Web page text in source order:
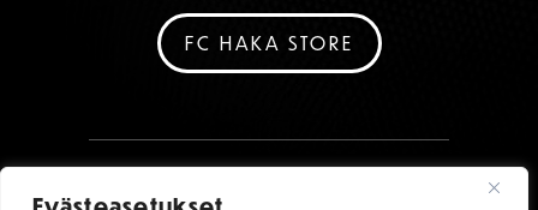
FC HAKA STORE